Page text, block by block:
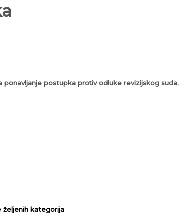
postupka protiv odluke revizijskog suda.
željenih kategorija